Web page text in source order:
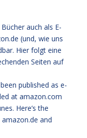
auch als E-
(und, wie uns
Hier folgt eine
Seiten auf
published as e-
at amazon.com
Here’s the
and